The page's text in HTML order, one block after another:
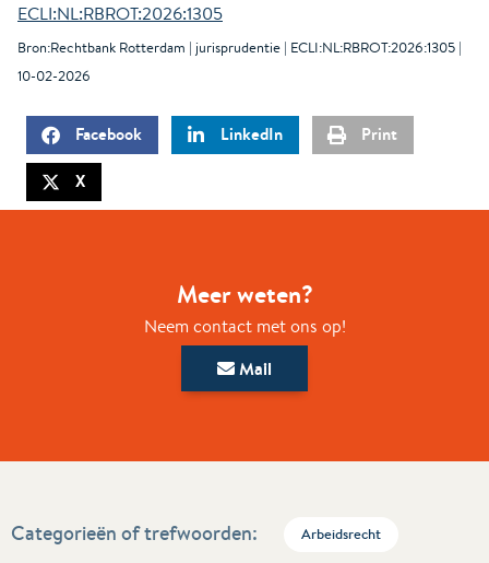
ECLI:NL:RBROT:2026:1305
Bron:Rechtbank Rotterdam | jurisprudentie | ECLI:NL:RBROT:2026:1305 |
10-02-2026
Facebook LinkedIn Print
X
Meer weten?
Neem contact met ons op!
Mail
Categorieën of trefwoorden: Arbeidsrecht